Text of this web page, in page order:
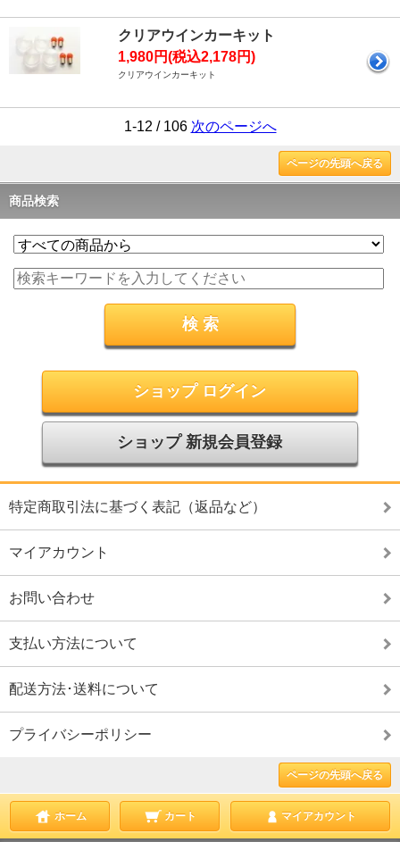
クリアウインカーキット
1,980円(税込2,178円)
クリアウインカーキット
1-12 / 106 次のページへ
ページの先頭へ戻る
商品検索
ショップ ログイン
ショップ 新規会員登録
特定商取引法に基づく表記（返品など）
マイアカウント
お問い合わせ
支払い方法について
配送方法･送料について
プライバシーポリシー
ページの先頭へ戻る
ホーム カート マイアカウント